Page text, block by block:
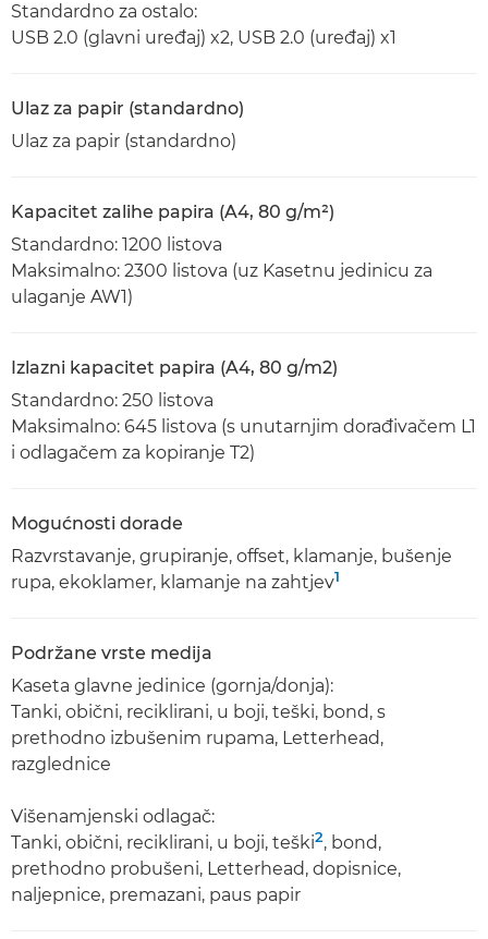
Standardno za ostalo:
USB 2.0 (glavni uređaj) x2, USB 2.0 (uređaj) x1
Ulaz za papir (standardno)
Ulaz za papir (standardno)
Kapacitet zalihe papira (A4, 80 g/m²)
Standardno: 1200 listova
Maksimalno: 2300 listova (uz Kasetnu jedinicu za
ulaganje AW1)
Izlazni kapacitet papira (A4, 80 g/m2)
Standardno: 250 listova
Maksimalno: 645 listova (s unutarnjim dorađivačem L1
i odlagačem za kopiranje T2)
Mogućnosti dorade
Razvrstavanje, grupiranje, offset, klamanje, bušenje
rupa, ekoklamer, klamanje na zahtjev1
Podržane vrste medija
Kaseta glavne jedinice (gornja/donja):
Tanki, obični, reciklirani, u boji, teški, bond, s
prethodno izbušenim rupama, Letterhead,
razglednice
Višenamjenski odlagač:
Tanki, obični, reciklirani, u boji, teški2, bond,
prethodno probušeni, Letterhead, dopisnice,
naljepnice, premazani, paus papir